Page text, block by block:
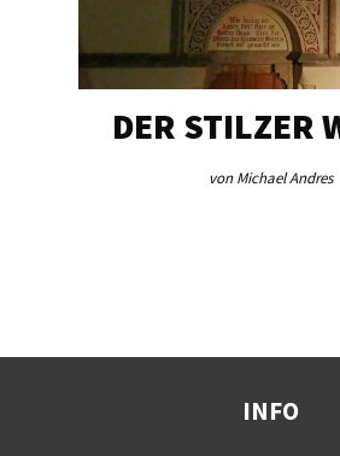
DER STILZER
von Michael Andres
INFO